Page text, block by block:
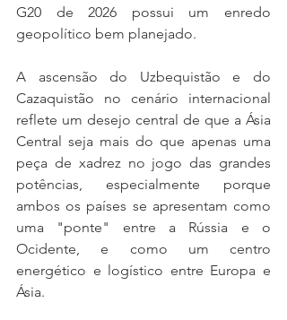
G20 de 2026 possui um enredo
geopolítico bem planejado.
A ascensão do Uzbequistão e do
Cazaquistão no cenário internacional
reflete um desejo central de que a Ásia
Central seja mais do que apenas uma
peça de xadrez no jogo das grandes
potências, especialmente porque
ambos os países se apresentam como
uma "ponte" entre a Rússia e o
Ocidente, e como um centro
energético e logístico entre Europa e
Ásia.